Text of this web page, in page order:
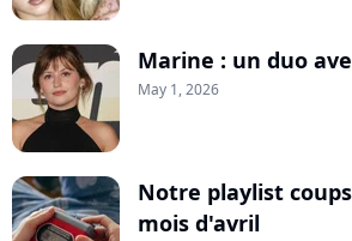
Marine : un duo
May 1, 2026
Notre playlist
mois d'avril